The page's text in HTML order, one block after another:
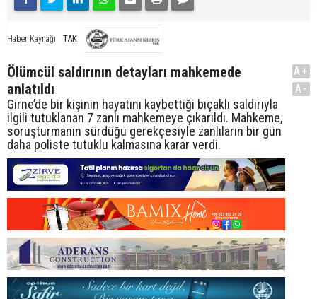
Haber Kaynağı TAK
Ölümcül saldırının detayları mahkemede
anlatıldı
Girne’de bir kişinin hayatını kaybettiği bıçaklı saldırıyla
ilgili tutuklanan 7 zanlı mahkemeye çıkarıldı. Mahkeme,
soruşturmanın sürdüğü gerekçesiyle zanlıların bir gün
daha poliste tutuklu kalmasına karar verdi.
A+
A-